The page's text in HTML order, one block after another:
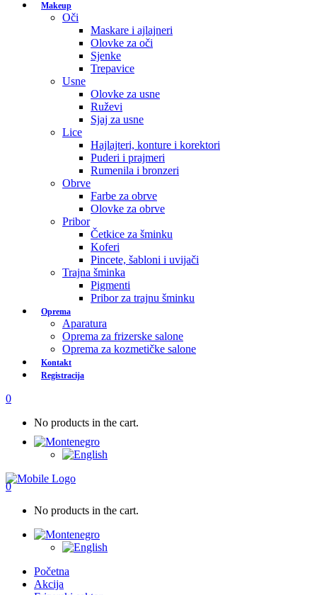
Makeup
Oči
Maskare i ajlajneri
Olovke za oči
Sjenke
Trepavice
Usne
Olovke za usne
Ruževi
Sjaj za usne
Lice
Hajlajteri, konture i korektori
Puderi i prajmeri
Rumenila i bronzeri
Obrve
Farbe za obrve
Olovke za obrve
Pribor
Četkice za šminku
Koferi
Pincete, šabloni i uvijači
Trajna šminka
Pigmenti
Pribor za trajnu šminku
Oprema
Aparatura
Oprema za frizerske salone
Oprema za kozmetičke salone
Kontakt
Registracija
0
No products in the cart.
0
No products in the cart.
Početna
Akcija